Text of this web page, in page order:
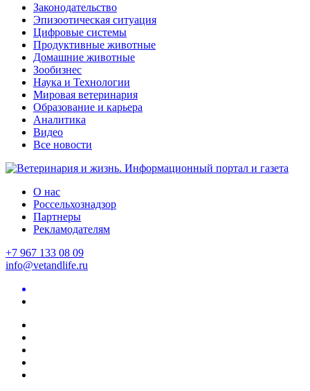
Законодательство
Эпизоотическая ситуация
Цифровые системы
Продуктивные животные
Домашние животные
Зообизнес
Наука и Технологии
Мировая ветеринария
Образование и карьера
Аналитика
Видео
Все новости
О нас
Россельхознадзор
Партнеры
Рекламодателям
+7 967 133 08 09
info@vetandlife.ru